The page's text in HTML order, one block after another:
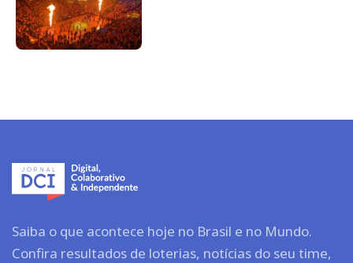
Saiba o que acontece hoje no Brasil e no Mundo.
Confira resultados de loterias, notícias do seu time,